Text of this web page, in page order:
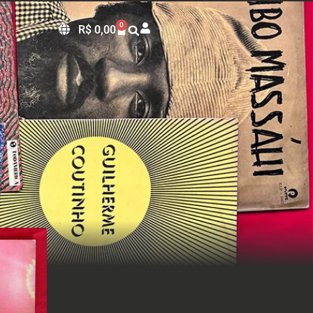
R$0,00 0